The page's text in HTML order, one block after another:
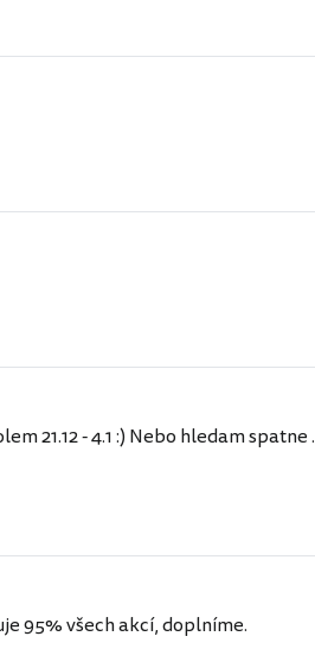
21.12 - 4.1 :) Nebo hledam spatne
95% všech akcí, doplníme.